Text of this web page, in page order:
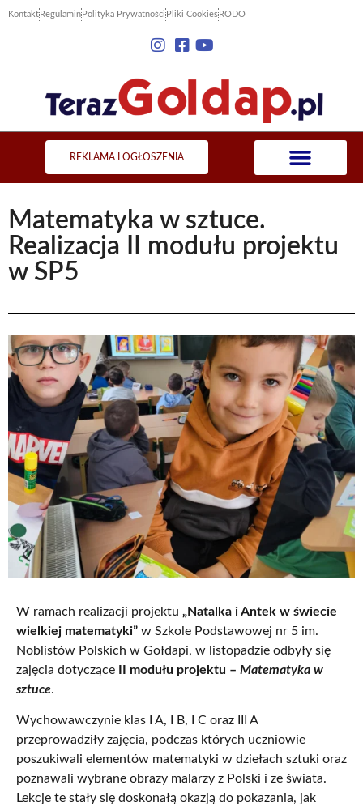
Kontakt Regulamin Polityka Prywatności Pliki Cookies RODO
REKLAMA I OGŁOSZENIA
Matematyka w sztuce.
Realizacja II modułu projektu
w SP5
W ramach realizacji projektu „Natalka i Antek w świecie
wielkiej matematyki” w Szkole Podstawowej nr 5 im.
Noblistów Polskich w Gołdapi, w listopadzie odbyły się
zajęcia dotyczące
II modułu projektu – Matematyka w
sztuce.
Wychowawczynie klas I A, I B, I C oraz III A
przeprowadziły zajęcia, podczas których uczniowie
poszukiwali elementów matematyki w dziełach sztuki oraz
poznawali wybrane obrazy malarzy z Polski i ze świata.
Lekcje te stały się doskonałą okazją do pokazania, jak